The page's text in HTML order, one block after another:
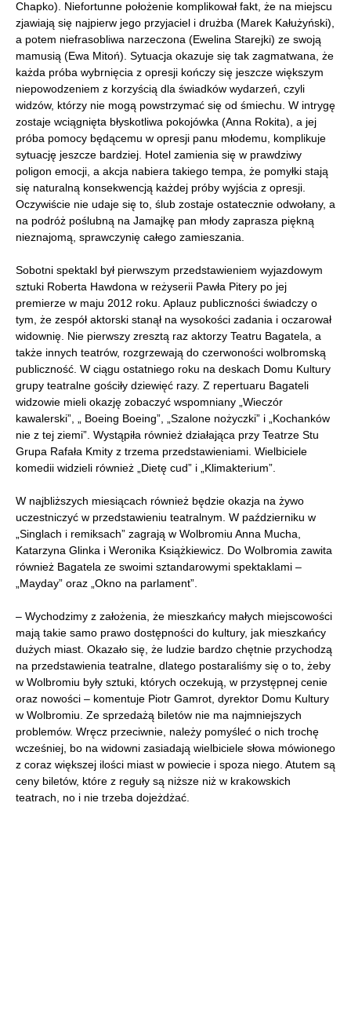
Chapko). Niefortunne położenie komplikował fakt, że na miejscu
zjawiają się najpierw jego przyjaciel i drużba (Marek Kałużyński),
a potem niefrasobliwa narzeczona (Ewelina Starejki) ze swoją
mamusią (Ewa Mitoń). Sytuacja okazuje się tak zagmatwana, że
każda próba wybrnięcia z opresji kończy się jeszcze większym
niepowodzeniem z korzyścią dla świadków wydarzeń, czyli
widzów, którzy nie mogą powstrzymać się od śmiechu. W intrygę
zostaje wciągnięta błyskotliwa pokojówka (Anna Rokita), a jej
próba pomocy będącemu w opresji panu młodemu, komplikuje
sytuację jeszcze bardziej. Hotel zamienia się w prawdziwy
poligon emocji, a akcja nabiera takiego tempa, że pomyłki stają
się naturalną konsekwencją każdej próby wyjścia z opresji.
Oczywiście nie udaje się to, ślub zostaje ostatecznie odwołany, a
na podróż poślubną na Jamajkę pan młody zaprasza piękną
nieznajomą, sprawczynię całego zamieszania.
Sobotni spektakl był pierwszym przedstawieniem wyjazdowym
sztuki Roberta Hawdona w reżyserii Pawła Pitery po jej
premierze w maju 2012 roku. Aplauz publiczności świadczy o
tym, że zespół aktorski stanął na wysokości zadania i oczarował
widownię. Nie pierwszy zresztą raz aktorzy Teatru Bagatela, a
także innych teatrów, rozgrzewają do czerwoności wolbromską
publiczność. W ciągu ostatniego roku na deskach Domu Kultury
grupy teatralne gościły dziewięć razy. Z repertuaru Bagateli
widzowie mieli okazję zobaczyć wspomniany „Wieczór
kawalerski”, „ Boeing Boeing”, „Szalone nożyczki” i „Kochanków
nie z tej ziemi”. Wystąpiła również działająca przy Teatrze Stu
Grupa Rafała Kmity z trzema przedstawieniami. Wielbiciele
komedii widzieli również „Dietę cud” i „Klimakterium”.
W najbliższych miesiącach również będzie okazja na żywo
uczestniczyć w przedstawieniu teatralnym. W październiku w
„Singlach i remiksach” zagrają w Wolbromiu Anna Mucha,
Katarzyna Glinka i Weronika Książkiewicz. Do Wolbromia zawita
również Bagatela ze swoimi sztandarowymi spektaklami –
„Mayday” oraz „Okno na parlament”.
– Wychodzimy z założenia, że mieszkańcy małych miejscowości
mają takie samo prawo dostępności do kultury, jak mieszkańcy
dużych miast. Okazało się, że ludzie bardzo chętnie przychodzą
na przedstawienia teatralne, dlatego postaraliśmy się o to, żeby
w Wolbromiu były sztuki, których oczekują, w przystępnej cenie
oraz nowości – komentuje Piotr Gamrot, dyrektor Domu Kultury
w Wolbromiu. Ze sprzedażą biletów nie ma najmniejszych
problemów. Wręcz przeciwnie, należy pomyśleć o nich trochę
wcześniej, bo na widowni zasiadają wielbiciele słowa mówionego
z coraz większej ilości miast w powiecie i spoza niego. Atutem są
ceny biletów, które z reguły są niższe niż w krakowskich
teatrach, no i nie trzeba dojeżdżać.